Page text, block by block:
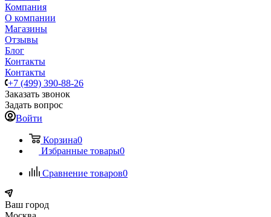
Компания
О компании
Магазины
Отзывы
Блог
Контакты
Контакты
+7 (499) 390-88-26
Заказать звонок
Задать вопрос
Войти
Корзина0
Избранные товары0
Сравнение товаров0
Ваш город